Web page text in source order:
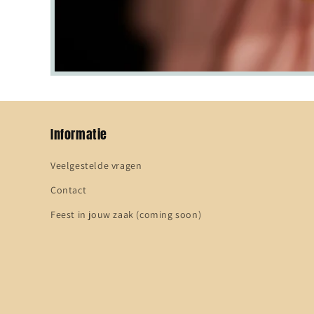
Informatie
Veelgestelde vragen
Contact
Feest in jouw zaak (coming soon)